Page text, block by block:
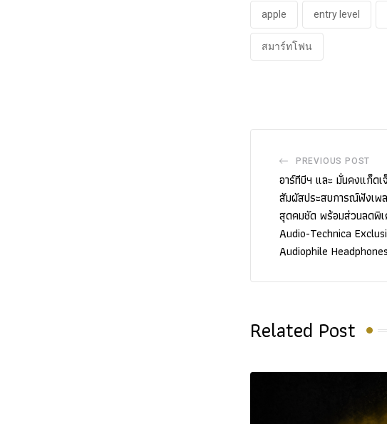
apple entry level
สมาร์ทโฟน
PREVIOUS POST
อาร์ทีบีฯ และ มั่นคงแก็ด
สัมผัสประสบการณ์ฟังเ
สุดคมชัด พร้อมส่วนลดพิเ
Audio-Technica
Audiophile Headphones
Related Post